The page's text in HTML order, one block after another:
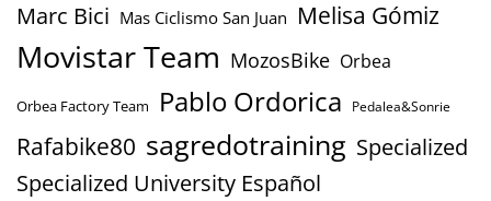
Marc Bici Mas Ciclismo San Juan Melisa Gómiz
Movistar Team MozosBike Orbea
Orbea Factory Team Pablo Ordorica Pedalea&Sonrie
Rafabike80 sagredotraining Specialized
Specialized University Español